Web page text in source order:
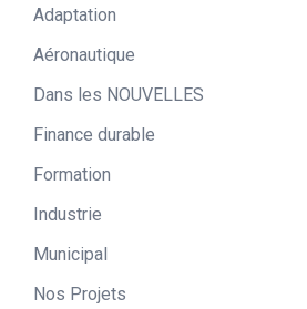
Adaptation
Aéronautique​
Dans les NOUVELLES
Finance durable
Formation
Industrie​
Municipal​
Nos Projets